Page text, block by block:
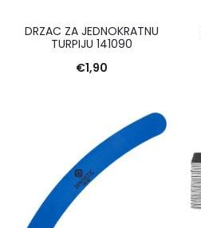
DRZAC ZA JEDNOKRATNU
TURPIJU 141090
€1,90